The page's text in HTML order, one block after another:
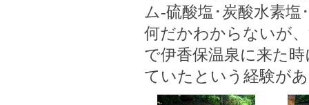
ム-硫酸塩･炭酸水素
何だかわからないが
で伊香保温泉に来た
ていたという経験が